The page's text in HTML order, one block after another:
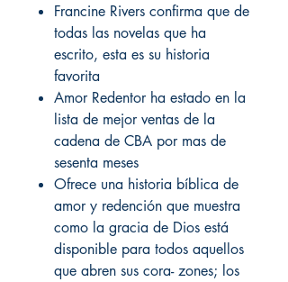
Francine Rivers confirma que de
todas las novelas que ha
escrito, esta es su historia
favorita
Amor Redentor ha estado en la
lista de mejor ventas de la
cadena de CBA por mas de
sesenta meses
Ofrece una historia bíblica de
amor y redención que muestra
como la gracia de Dios está
disponible para todos aquellos
que abren sus cora- zones; los